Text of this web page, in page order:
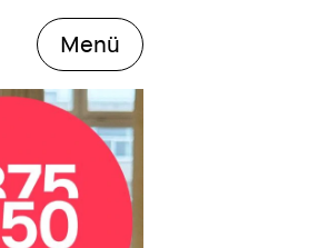
Menü das Hauptmenü